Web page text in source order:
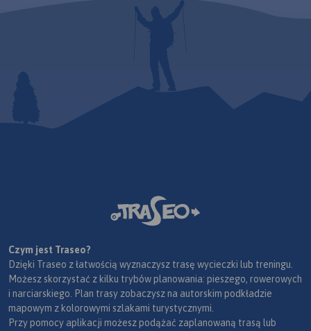
Czym jest Traseo?
Dzięki Traseo z łatwością wyznaczysz trasę wycieczki lub treningu.
Możesz skorzystać z kilku trybów planowania: pieszego, rowerowych
i narciarskiego. Plan trasy zobaczysz na autorskim podkładzie
mapowym z kolorowymi szlakami turystycznymi.
Przy pomocy aplikacji możesz podążać zaplanowaną trasą lub